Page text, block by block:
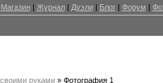
Магазин| Журнал| Дуэли| Блог| Форум |
руками » Фотография 1